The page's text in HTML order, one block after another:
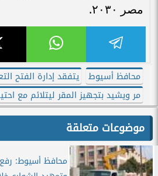
مصر ٢٠٣٠.
محافظ أسيوط
يتفقد إدارة الفتح
مر ويشيد بتجهيز المقر ليتلائم مع
موضوعات متعلقة
محافظ أسيوط: رفع